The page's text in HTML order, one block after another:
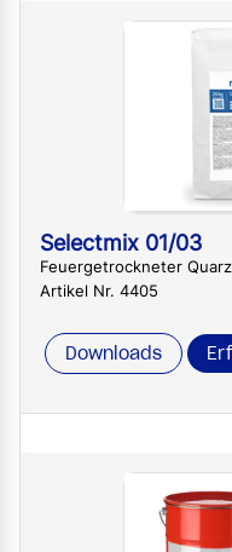
Selectmix 01/03
Feuergetrockneter
Artikel Nr. 4405
Downloads